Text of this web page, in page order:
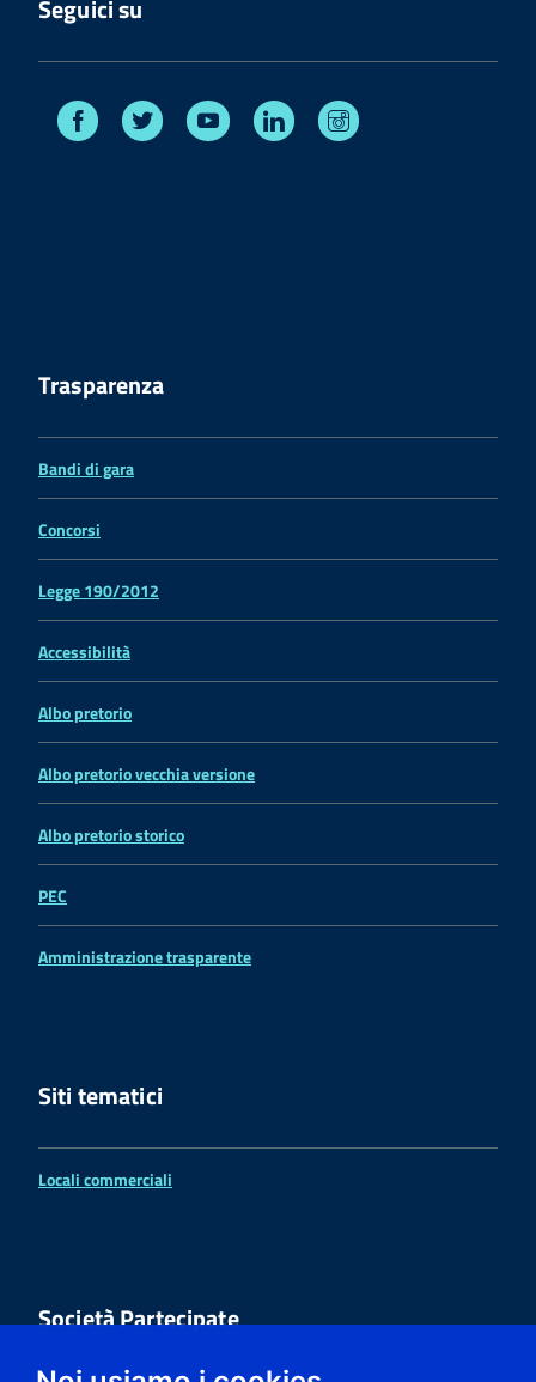
Seguici su
Facebook Twitter Youtube Linkedin
Trasparenza
Bandi di gara
Concorsi
Legge 190/2012
Accessibilità
Albo pretorio
Albo pretorio vecchia versione
Albo pretorio storico
PEC
Amministrazione trasparente
Siti tematici
Locali commerciali
Società Partecipate